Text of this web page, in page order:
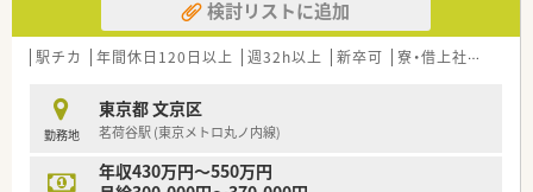
■中途入社者の多くが薬局の雰囲気の良さを入社の決め手にし
ており、人材定着率は97パーセントと高水準です。
■自動監査システムや自動混注器などの最新技術を順次導入し
【やりがい/おすすめポイント】
■医師との距離が近く顔が見える関係性を構築できるため、疑義
照会もスムーズに行えチーム医療を実感できる環境です。
■豊富なeラーニング研修が全額補助で受講可能であり、働きな
検討リストに追加
駅チカ 年間休日120日以上 週32h以上 新卒可 寮・借上社宅あり
勤務地
東京都 文京区
茗荷谷駅 (東京メトロ丸ノ内線)
年収430万円～550万円